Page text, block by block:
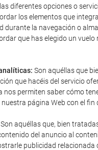
diferentes opciones o
los elementos que
durante la navegación o
que has elegido un
Son aquéllas que
que hacéis del servicio
permiten saber cómo
página Web con el
Son aquéllas que, bien
del anuncio al
publicidad relacionada